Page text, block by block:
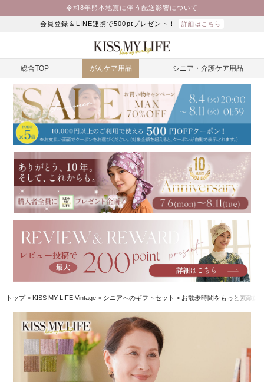
令和8年熊本地震に伴う配送影響について
会員登録＆LINE連携で500ptプレゼント！ 詳細はこちら
総合TOP がんケア用品 シニア・介護ケア用品
トップ KISS MY LIFE Vintage シニアへのギフトセット お散歩時間をもっと素敵に